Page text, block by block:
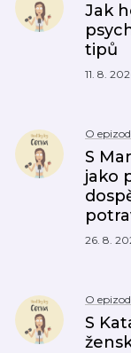
Jak
tipů
11. 8.
O
S
jako
26. 8.
O
S